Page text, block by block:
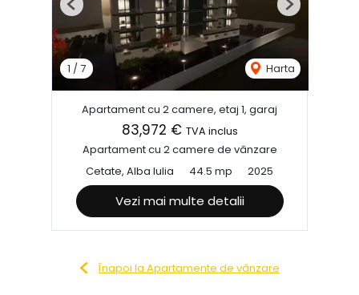
1 /7 Harta
Previous Next
Apartament cu 2 camere, etaj 1, garaj
83,972 € TVA inclus
Apartament cu 2 camere de vânzare
Cetate, Alba Iulia
44.5 mp 2025
Vezi mai multe detalii
Înapoi la Apartamente de vânzare